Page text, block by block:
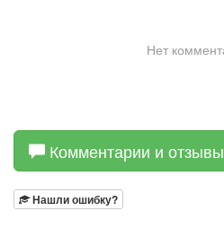
Комментарии и отзывы
Нашли ошибку?